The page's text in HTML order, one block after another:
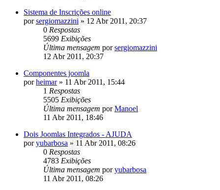
Sistema de Inscrições online
porsergiomazzini » 12 Abr 2011, 20:37
0 Respostas
5699 Exibições
Última mensagem porsergiomazzini
12 Abr 2011, 20:37
Componentes joomla
porheimar» 11 Abr 2011, 15:44
1 Respostas
5505 Exibições
Última mensagem porManoel
11 Abr 2011, 18:46
Dois Joomlas Integrados - AJUDA
poryubarbosa » 11 Abr 2011, 08:26
0 Respostas
4783 Exibições
Última mensagem poryubarbosa
11 Abr 2011, 08:26